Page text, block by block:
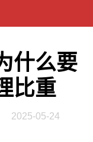
什么要
比重
2025-05-24